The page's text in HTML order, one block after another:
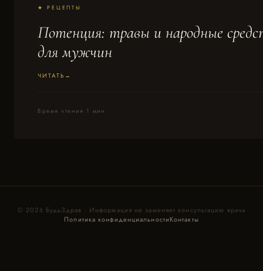
★ РЕЦЕПТЫ
Потенция: травы и народные
для мужчин
ЧИТАТЬ
Время чтения 1 мин
© 2026 БудьЗдрав · Информация не заменяет консультацию врача
Политика конфиденциальностиКонтакты